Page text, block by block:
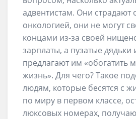
адвентистам. Они страдают
онкологией, они не могут
концами из-за своей
зарплаты, а пузатые дядьки
предлагают им «обогатить
жизнь». Для чего? Такое
людям, которые бесятся с
по миру в первом классе,
люксовых номерах,